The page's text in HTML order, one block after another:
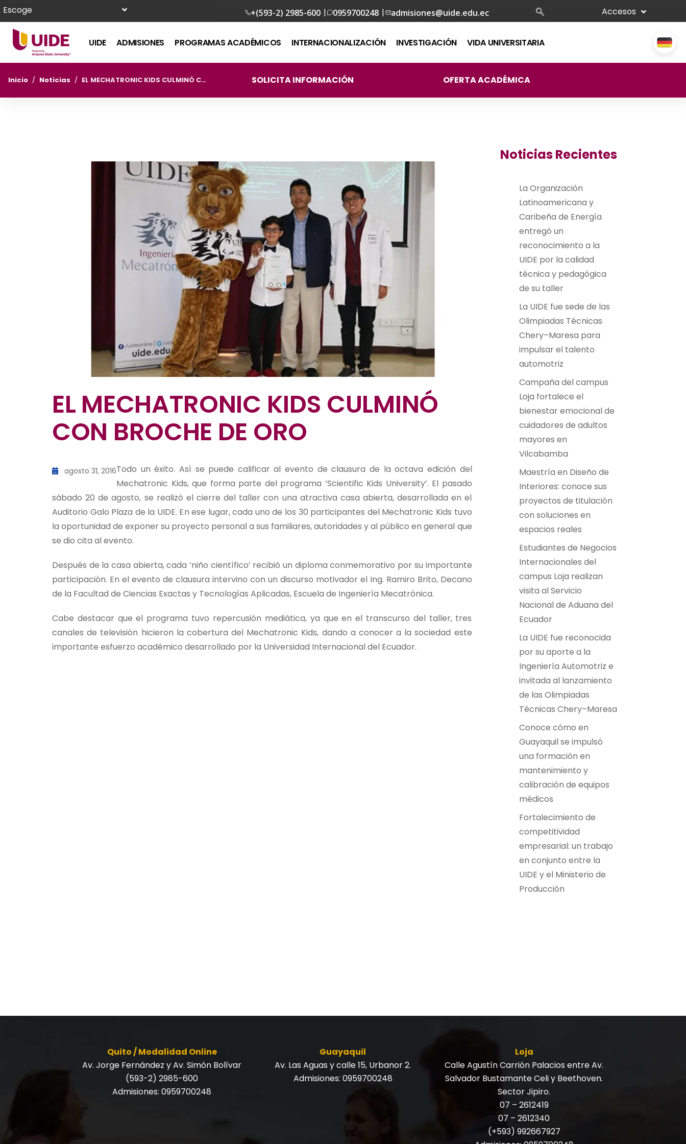
Escoge +(593-2) 2985-600 | 0959700248 | admisiones@uide.edu.ec Accesos
UIDE ADMISIONES PROGRAMAS ACADÉMICOS INTERNACIONALIZACIÓN INVESTIGACIÓN VIDA UNIVERSITARIA
Inicio / Noticias / EL MECHATRONIC KIDS CULMINÓ CON BROCHE DE ORO SOLICITA INFORMACIÓN OFERTA ACADÉMICA
EL MECHATRONIC KIDS CULMINÓ
CON BROCHE DE ORO
agosto 31, 2016Todo un éxito. Así se puede calificar al evento de clausura de la octava edición del
Mechatronic Kids, que forma parte del programa ‘Scientific Kids University’. El pasado
sábado 20 de agosto, se realizó el cierre del taller con una atractiva casa abierta, desarrollada en el
Auditorio Galo Plaza de la UIDE. En ese lugar, cada uno de los 30 participantes del Mechatronic Kids tuvo
la oportunidad de exponer su proyecto personal a sus familiares, autoridades y al público en general que
se dio cita al evento.
Después de la casa abierta, cada ‘niño científico’ recibió un diploma conmemorativo por su importante
participación. En el evento de clausura intervino con un discurso motivador el Ing. Ramiro Brito, Decano
de la Facultad de Ciencias Exactas y Tecnologías Aplicadas, Escuela de Ingeniería Mecatrónica.
Cabe destacar que el programa tuvo repercusión mediática, ya que en el transcurso del taller, tres
canales de televisión hicieron la cobertura del Mechatronic Kids, dando a conocer a la sociedad este
importante esfuerzo académico desarrollado por la Universidad Internacional del Ecuador.
Noticias Recientes
La Organización
Latinoamericana y
Caribeña de Energía
entregó un
reconocimiento a la
UIDE por la calidad
técnica y pedagógica
de su taller
La UIDE fue sede de las
Olimpiadas Técnicas
Chery–Maresa para
impulsar el talento
automotriz
Campaña del campus
Loja fortalece el
bienestar emocional de
cuidadores de adultos
mayores en
Vilcabamba
Maestría en Diseño de
Interiores: conoce sus
proyectos de titulación
con soluciones en
espacios reales
Estudiantes de Negocios
Internacionales del
campus Loja realizan
visita al Servicio
Nacional de Aduana del
Ecuador
La UIDE fue reconocida
por su aporte a la
Ingeniería Automotriz e
invitada al lanzamiento
de las Olimpiadas
Técnicas Chery–Maresa
Conoce cómo en
Guayaquil se impulsó
una formación en
mantenimiento y
calibración de equipos
médicos
Fortalecimiento de
competitividad
empresarial: un trabajo
en conjunto entre la
UIDE y el Ministerio de
Producción
Quito / Modalidad Online
Av. Jorge Fernández y Av. Simón Bolívar
(593-2) 2985-600
Admisiones:0959700248
Guayaquil
Av. Las Aguas y calle 15, Urbanor 2.
Admisiones: 0959700248
Loja
Calle Agustín Carrión Palacios entre Av.
Salvador Bustamante Celi y Beethoven.
Sector Jipiro.
07 – 2612419
07 – 2612340
(+593) 992667927